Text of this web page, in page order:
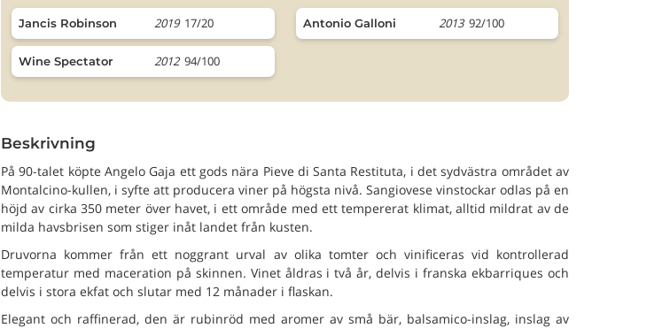
Jancis Robinson 2019 17/20 Antonio Galloni 2013 92/100
Wine Spectator 2012 94/100
Beskrivning
På 90-talet köpte Angelo Gaja ett gods nära Pieve di Santa Restituta, i det sydvästra området av
Montalcino-kullen, i syfte att producera viner på högsta nivå. Sangiovese vinstockar odlas på en
höjd av cirka 350 meter över havet, i ett område med ett tempererat klimat, alltid mildrat av de
milda havsbrisen som stiger inåt landet från kusten.
Druvorna kommer från ett noggrant urval av olika tomter och vinificeras vid kontrollerad
temperatur med maceration på skinnen. Vinet åldras i två år, delvis i franska ekbarriques och
delvis i stora ekfat och slutar med 12 månader i flaskan.
Elegant och raffinerad, den är rubinröd med aromer av små bär, balsamico-inslag, inslag av